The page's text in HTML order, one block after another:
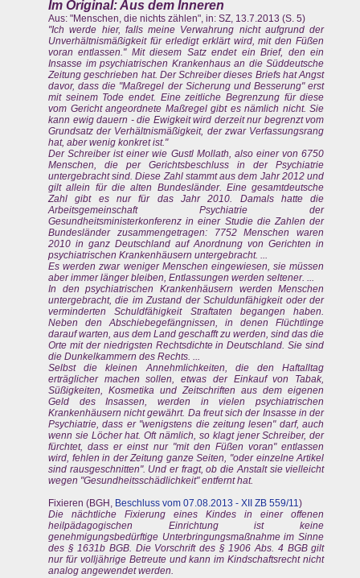
Im Original: Aus dem Inneren
Aus: "Menschen, die nichts zählen", in: SZ, 13.7.2013 (S. 5)
"Ich werde hier, falls meine Verwahrung nicht aufgrund der
Unverhältnismäßigkeit für erledigt erklärt wird, mit den Füßen
voran entlassen." Mit diesem Satz endet ein Brief, den ein
Insasse im psychiatrischen Krankenhaus an die Süddeutsche
Zeitung geschrieben hat. Der Schreiber dieses Briefs hat Angst
davor, dass die "Maßregel der Sicherung und Besserung" erst
mit seinem Tode endet. Eine zeitliche Begrenzung für diese
vom Gericht angeordnete Maßregel gibt es nämlich nicht. Sie
kann ewig dauern - die Ewigkeit wird derzeit nur begrenzt vom
Grundsatz der Verhältnismäßigkeit, der zwar Verfassungsrang
hat, aber wenig konkret ist."
Der Schreiber ist einer wie Gustl Mollath, also einer von 6750
Menschen, die per Gerichtsbeschluss in der Psychiatrie
untergebracht sind. Diese Zahl stammt aus dem Jahr 2012 und
gilt allein für die alten Bundesländer. Eine gesamtdeutsche
Zahl gibt es nur für das Jahr 2010. Damals hatte die
Arbeitsgemeinschaft Psychiatrie der
Gesundheitsministerkonferenz in einer Studie die Zahlen der
Bundesländer zusammengetragen: 7752 Menschen waren
2010 in ganz Deutschland auf Anordnung von Gerichten in
psychiatrischen Krankenhäusern untergebracht. ...
Es werden zwar weniger Menschen eingewiesen, sie müssen
aber immer länger bleiben, Entlassungen werden seltener. ...
In den psychiatrischen Krankenhäusern werden Menschen
untergebracht, die im Zustand der Schuldunfähigkeit oder der
verminderten Schuldfähigkeit Straftaten begangen haben.
Neben den Abschiebegefängnissen, in denen Flüchtlinge
darauf warten, aus dem Land geschafft zu werden, sind das die
Orte mit der niedrigsten Rechtsdichte in Deutschland. Sie sind
die Dunkelkammern des Rechts. ...
Selbst die kleinen Annehmlichkeiten, die den Haftalltag
erträglicher machen sollen, etwas der Einkauf von Tabak,
Süßigkeiten, Kosmetika und Zeitschriften aus dem eigenen
Geld des Insassen, werden in vielen psychiatrischen
Krankenhäusern nicht gewährt. Da freut sich der Insasse in der
Psychiatrie, dass er "wenigstens die zeitung lesen" darf, auch
wenn sie Löcher hat. Oft nämlich, so klagt jener Schreiber, der
fürchtet, dass er einst nur "mit den Füßen voran" entlassen
wird, fehlen in der Zeitung ganze Seiten, "oder einzelne Artikel
sind rausgeschnitten". Und er fragt, ob die Anstalt sie vielleicht
wegen "Gesundheitsschädlichkeit" entfernt hat.
Fixieren (BGH, Beschluss vom 07.08.2013 - XII ZB 559/11)
Die nächtliche Fixierung eines Kindes in einer offenen
heilpädagogischen Einrichtung ist keine
genehmigungsbedürftige Unterbringungsmaßnahme im Sinne
des § 1631b BGB. Die Vorschrift des § 1906 Abs. 4 BGB gilt
nur für volljährige Betreute und kann im Kindschaftsrecht nicht
analog angewendet werden.